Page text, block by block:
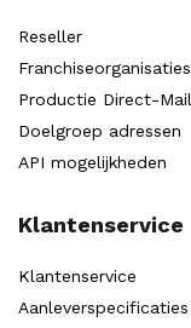
Reseller
Franchiseorganisaties
Productie Direct-Mail
Doelgroep adressen
API mogelijkheden
Klantenservice
Klantenservice
Aanleverspecificaties